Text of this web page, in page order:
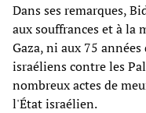
Dans ses remarques,
aux souffrances et à la
Gaza, ni aux 75
israéliens contre les
nombreux actes de
l'État israélien.